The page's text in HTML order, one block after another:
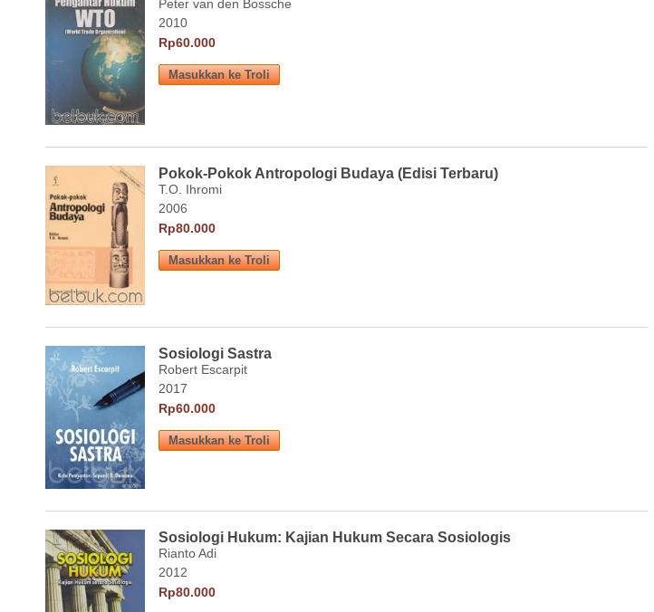
Peter van den Bossche
2010
Rp60.000
Pokok-Pokok Antropologi Budaya (Edisi Terbaru)
T.O. Ihromi
2006
Rp80.000
Sosiologi Sastra
Robert Escarpit
2017
Rp60.000
Sosiologi Hukum: Kajian Hukum Secara Sosiologis
Rianto Adi
2012
Rp80.000